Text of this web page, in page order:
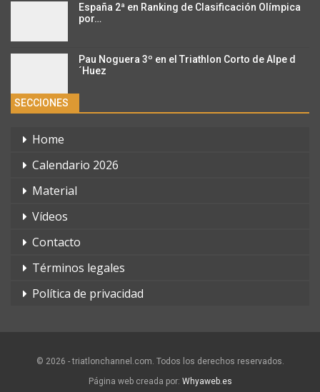
España 2ª en Ranking de Clasificación Olímpica
por…
Pau Noguera 3º en el Triathlon Corto de Alpe d
´Huez
SECCIONES
Home
Calendario 2026
Material
Vídeos
Contacto
Términos legales
Política de privacidad
© 2026 - triatlonchannel.com. Todos los derechos reservados.
Página web creada por: Whyaweb.es